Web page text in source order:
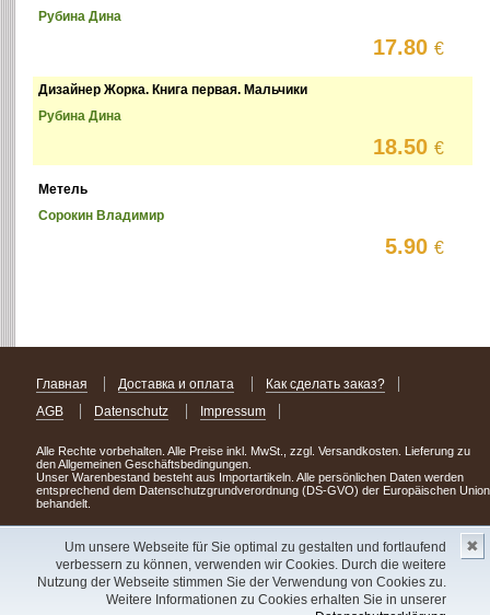
Um unsere Webseite für Sie optimal zu gestalten und fortlaufend
verbessern zu können, verwenden wir Cookies. Durch die weitere
Nutzung der Webseite stimmen Sie der Verwendung von Cookies zu.
Weitere Informationen zu Cookies erhalten Sie in unserer
✖
Рубина Дина
17.80€
Дизайнер Жорка. Книга первая. Мальчики
Рубина Дина
18.50€
Метель
Сорокин Владимир
5.90€
Главная Доставка и оплата
Как сделать заказ?
AGB
Datenschutz Impressum
Alle Rechte vorbehalten. Alle Preise inkl. MwSt., zzgl. Versandkosten. Lieferung zu
den Allgemeinen Geschäftsbedingungen.
Unser Warenbestand besteht aus Importartikeln. Alle persönlichen Daten werden
entsprechend dem Datenschutzgrundverordnung (DS-GVO) der Europäischen Union
behandelt.
Сделав заказ сегодня, уже через день или два Вы можете стать обладателем
НОВИНКИ из Германии! Удачного поиска!
Copyright 2003 - 2023 © Express-Kniga
V.A.Vorobiev